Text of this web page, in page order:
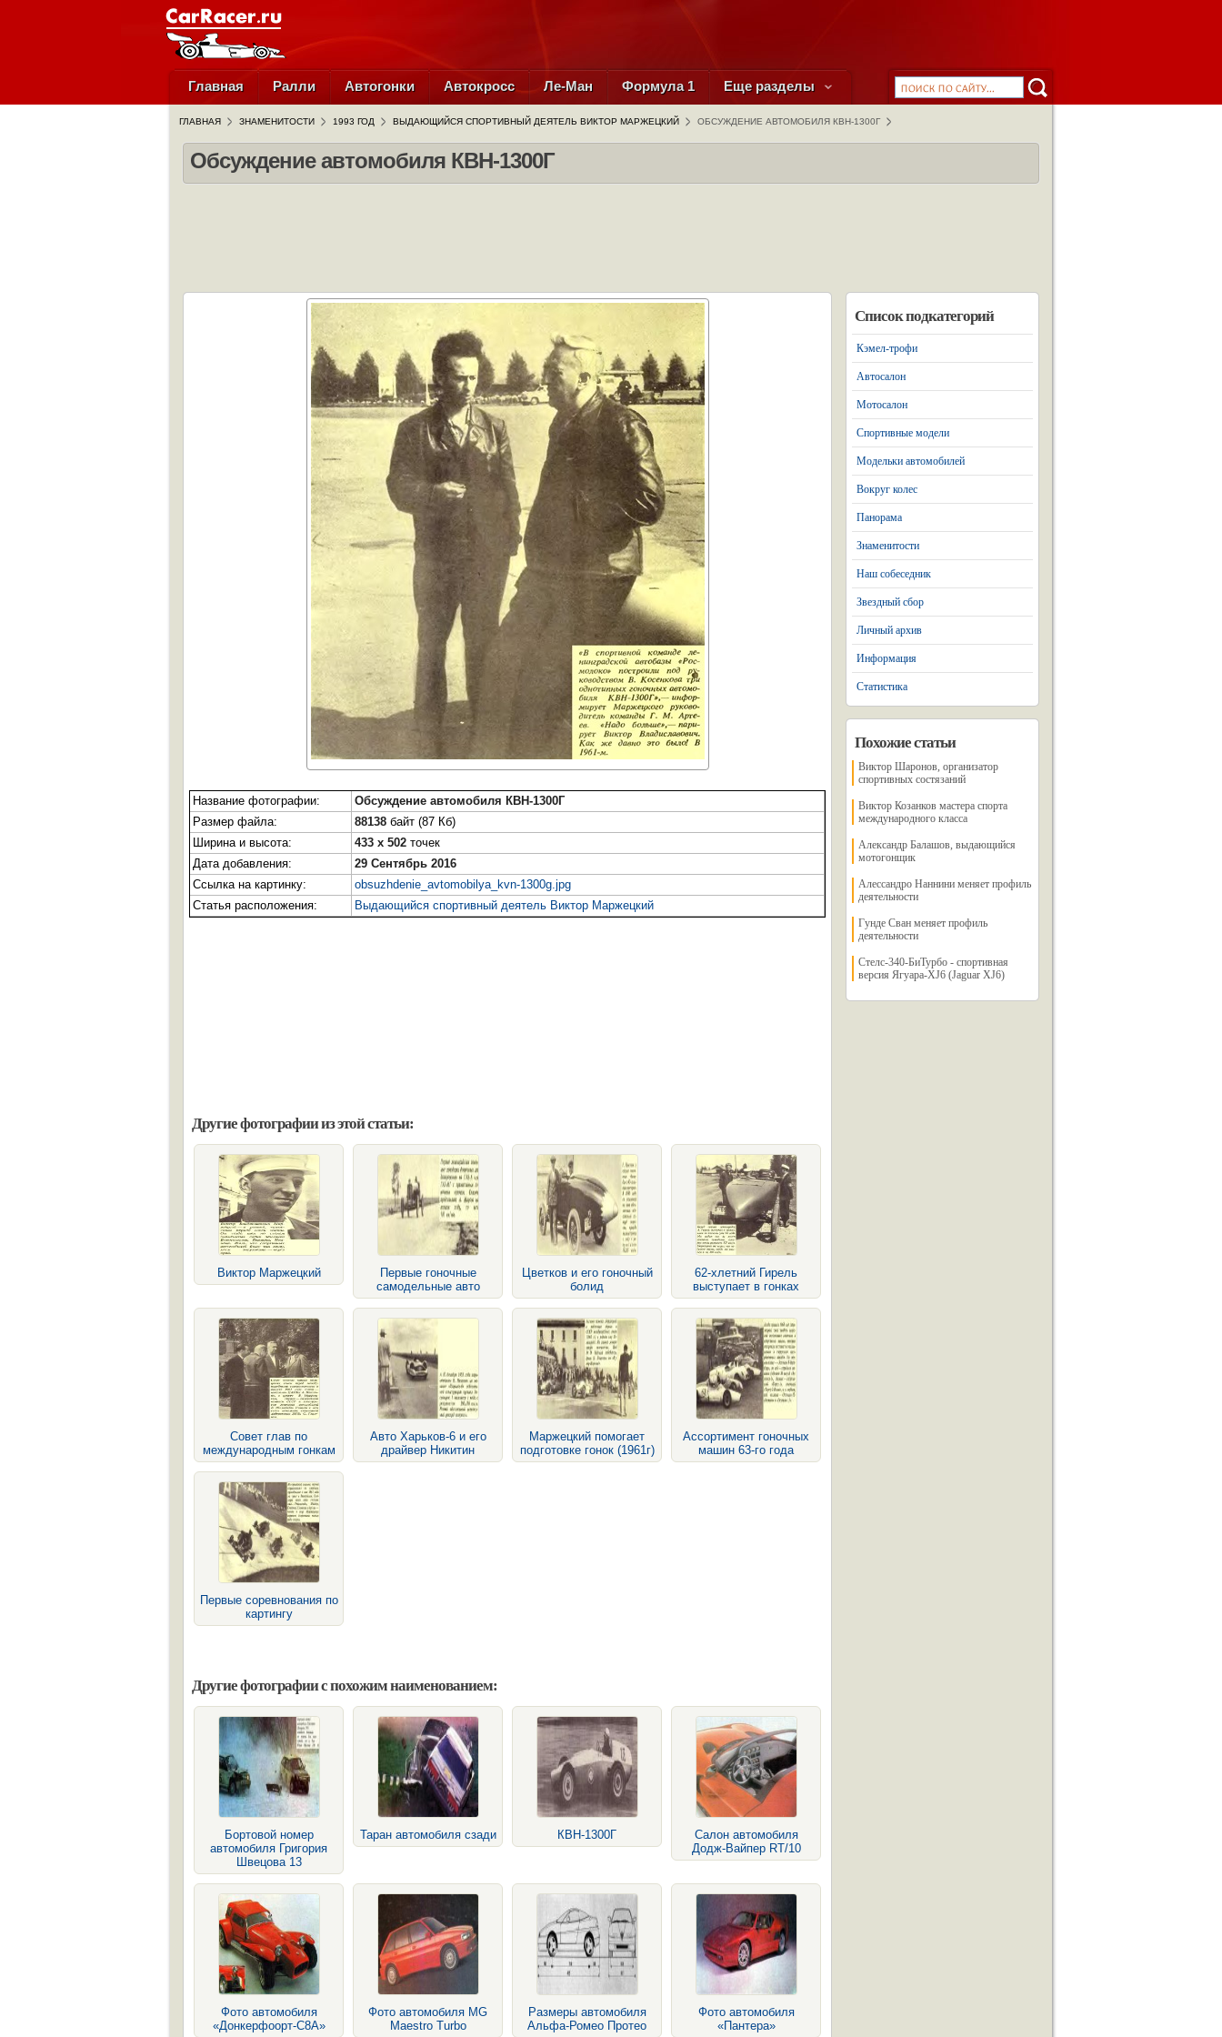
Главная Ралли Автогонки Автокросс Ле-Ман Формула 1 Еще разделы
ГЛАВНАЯ ЗНАМЕНИТОСТИ 1993 ГОД ВЫДАЮЩИЙСЯ СПОРТИВНЫЙ ДЕЯТЕЛЬ ВИКТОР МАРЖЕЦКИЙ ОБСУЖДЕНИЕ АВТОМОБИЛЯ КВН-1300Г
Обсуждение автомобиля КВН-1300Г
Название фотографии:
Обсуждение автомобиля КВН-1300Г
Размер файла:
88138 байт (87 Кб)
Ширина и высота:
433 x 502 точек
Дата добавления:
29 Сентябрь 2016
Ссылка на картинку:
obsuzhdenie_avtomobilya_kvn-1300g.jpg
Статья расположения:
Выдающийся спортивный деятель Виктор Маржецкий
Другие фотографии из этой статьи:
Виктор Маржецкий
Первые гоночные
самодельные авто
Цветков и его гоночный
болид
62-хлетний Гирель
выступает в гонках
Совет глав по
международным гонкам
Авто Харьков-6 и его
драйвер Никитин
Маржецкий помогает
подготовке гонок (1961г)
Ассортимент гоночных
машин 63-го года
Первые соревнования по
картингу
Другие фотографии с похожим наименованием:
Бортовой номер
автомобиля Григория
Швецова 13
Таран автомобиля сзади КВН-1300Г
Салон автомобиля
Додж-Вайпер RT/10
Фото автомобиля
«Донкерфоорт-С8А»
Фото автомобиля MG
Maestro Turbo
Размеры автомобиля
Альфа-Ромео Протео
Фото автомобиля
«Пантера»
Список подкатегорий
Кэмел-трофи
Автосалон
Мотосалон
Спортивные модели
Модельки автомобилей
Вокруг колес
Панорама
Знаменитости
Наш собеседник
Звездный сбор
Личный архив
Информация
Статистика
Похожие статьи
Виктор Шаронов, организатор
спортивных состязаний
Виктор Козанков мастера спорта
международного класса
Александр Балашов, выдающийся
мотогонщик
Алессандро Наннини меняет профиль
деятельности
Гунде Сван меняет профиль
деятельности
Стелс-340-БиТурбо - спортивная
версия Ягуара-XJ6 (Jaguar XJ6)